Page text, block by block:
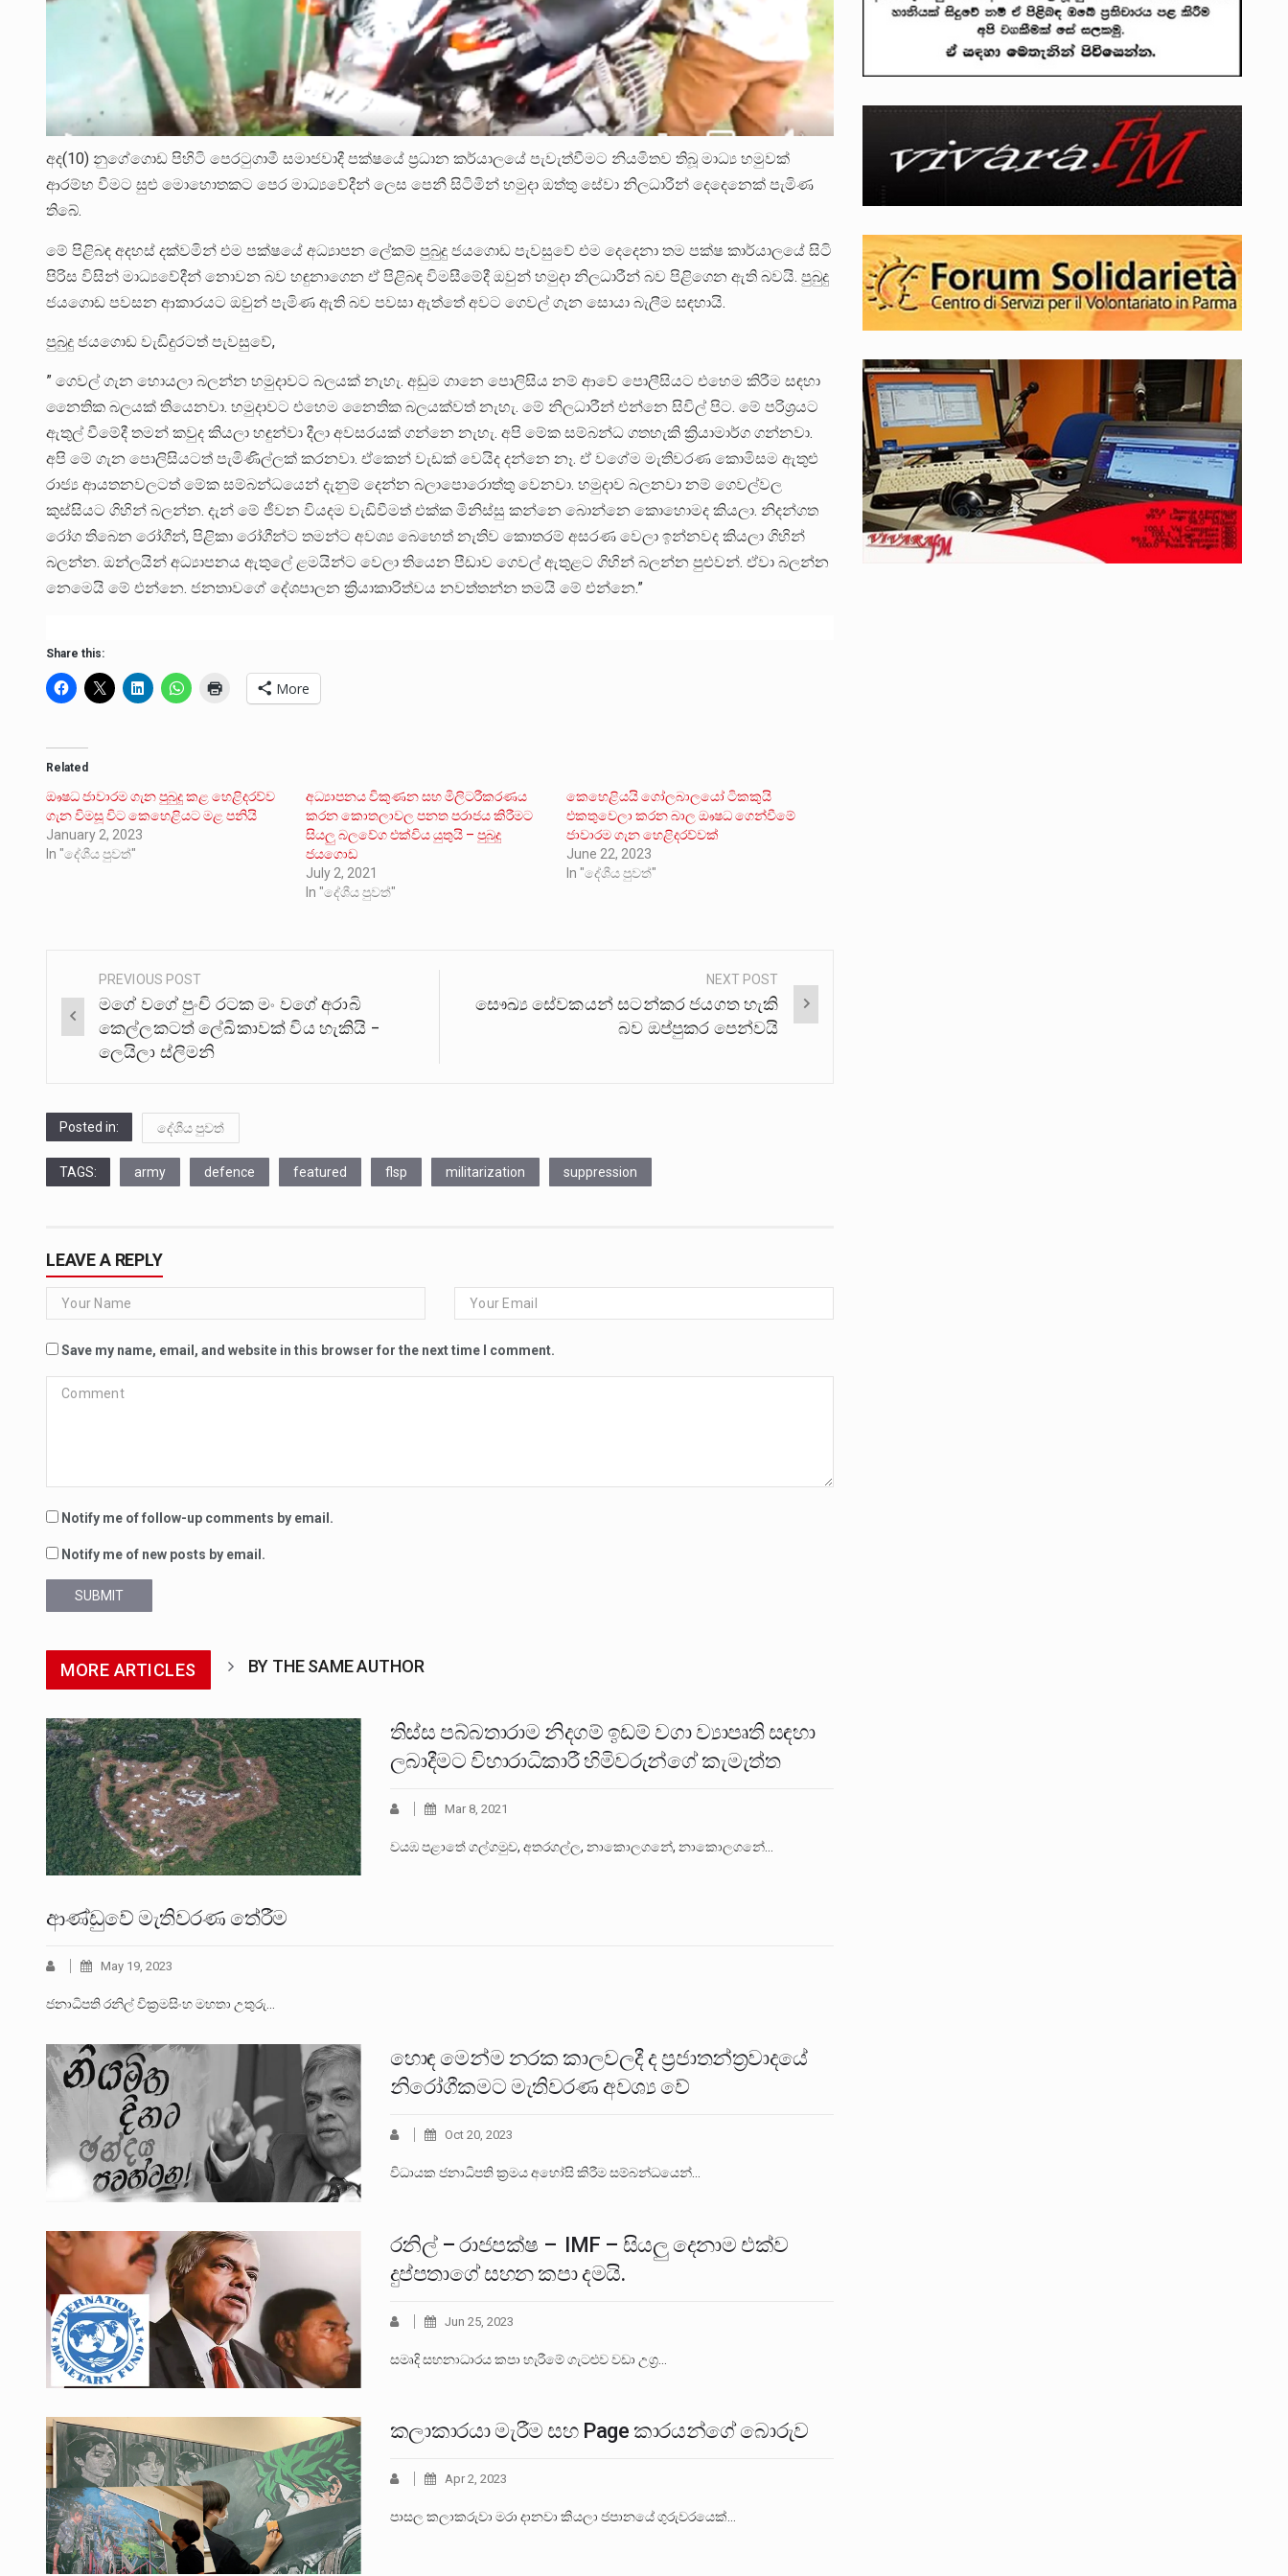
අද(10) නුගේගොඩ පිහිටි පෙරටුගාමී සමාජවාදී පක්ෂයේ ප්‍රධාන කර්යාලයේ පැවැත්වීමට නියමිතව තිබූ මාධ්‍ය හමුවක්
ආරම්භ වීමට සුළු මොහොතකට පෙර මාධ්‍යවේදීන් ලෙස පෙනී සිටිමින් හමුදා ඔත්තු සේවා නිලධාරීන් දෙදෙනෙක් පැමිණ
තිබේ.
මේ පිළිබඳ අදහස් දක්වමින් එම පක්ෂයේ අධ්‍යාපන ලේකම් පුබුදු ජයගොඩ පැවසුවේ එම දෙදෙනා තම පක්ෂ කාර්යාලයේ සිටි
පිරිස විසින් මාධ්‍යවේදීන් නොවන බව හඳුනාගෙන ඒ පිළිබඳ විමසීමේදී ඔවුන් හමුදා නිලධාරීන් බව පිළිගෙන ඇති බවයි. පුබුදු
ජයගොඩ පවසන ආකාරයට ඔවුන් පැමිණ ඇති බව පවසා ඇත්තේ අවට ගෙවල් ගැන සොයා බැලීම සඳහායි.
පුබුදු ජයගොඩ වැඩිදුරටත් පැවසුවේ,
” ගෙවල් ගැන හොයලා බලන්න හමුදාවට බලයක් නැහැ. අඩුම ගානෙ පොලිසිය නම් ආවේ පොලීසියට එහෙම කිරීම සඳහා
නෛතික බලයක් තියෙනවා. හමුදාවට එහෙම නෛතික බලයක්වත් නැහැ. මේ නිලධාරීන් එන්නෙ සිවිල් පිට. මේ පරිශ්‍රයට
ඇතුල් වීමේදී තමන් කවුද කියලා හඳුන්වා දීලා අවසරයක් ගන්නෙ නැහැ. අපි මේක සම්බන්ධ ගතහැකි ක්‍රියාමාර්ග ගන්නවා.
අපි මේ ගැන පොලිසියටත් පැමිණිල්ලක් කරනවා. ඒකෙන් වැඩක් වෙයිද දන්නෙ නෑ. ඒ වගේම මැතිවරණ කොමිසම ඇතුළු
රාජ්‍ය ආයතනවලටත් මේක සම්බන්ධයෙන් දැනුම් දෙන්න බලාපොරොත්තු වෙනවා. හමුදාව බලනවා නම් ගෙවල්වල
කුස්සියට ගිහින් බලන්න. දැන් මේ ජීවන වියදම වැඩිවීමත් එක්ක මිනිස්සු කන්නෙ බොන්නෙ කොහොමද කියලා. නිදන්ගත
රෝග තිබෙන රෝගීන්, පිළිකා රෝගීන්ට තමන්ට අවශ්‍ය බෙහෙත් නැතිව කොතරම් අසරණ වෙලා ඉන්නවද කියලා ගිහින්
බලන්න. ඔන්ලයින් අධ්‍යාපනය ඇතුලේ ළමයින්ට වෙලා තියෙන පීඩාව ගෙවල් ඇතුළට ගිහින් බලන්න පුළුවන්. ඒවා බලන්න
නෙමෙයි මේ එන්නෙ. ජනතාවගේ දේශපාලන ක්‍රියාකාරිත්වය නවත්තන්න තමයි මේ එන්නෙ.”
Share this:
More
Related
ඖෂධ ජාවාරම ගැන පුබුදු කළ හෙළිදරව්ව
ගැන විමසූ විට කෙහෙළියට මළ පනියි
January 2, 2023
In "දේශීය පුවත්"
අධ්‍යාපනය විකුණන සහ මිලිටරීකරණය
කරන කොතලාවල පනත පරාජය කිරීමට
සියලු බලවේග එක්විය යුතුයි – පුබුදු
ජයගොඩ
July 2, 2021
In "දේශීය පුවත්"
කෙහෙළියයි ගෝලබාලයෝ ටිකකුයි
එකතුවෙලා කරන බාල ඖෂධ ගෙන්වීමේ
ජාවාරම ගැන හෙළිදරව්වක්
June 22, 2023
In "දේශීය පුවත්"
Post
navigation
PREVIOUS POST
මගේ වගේ පුංචි රටක මං වගේ අරාබි
කෙල්ලකටත් ලේඛිකාවක් විය හැකියි –
ලෙයිලා ස්ලිමනි
NEXT POST
සෞඛ්‍ය සේවකයන් සටන්කර ජයගත හැකි
බව ඔප්පුකර පෙන්වයි
Posted in: දේශීය පුවත්
TAGS: army defence featured flsp militarization suppression
LEAVE A REPLY
Save my name, email, and website in this browser for the next time I comment.
Notify me of follow-up comments by email.
Notify me of new posts by email.
SUBMIT
MORE ARTICLES BY THE SAME AUTHOR
තිස්ස පබ්බතාරාම නිදගම් ඉඩම් වගා ව්‍යාපෘති සඳහා
ලබාදීමට විහාරාධිකාරී හිමිවරුන්ගේ කැමැත්ත
Mar 8, 2021
වයඹ පළාතේ ගල්ගමුව, අතරගල්ල, නාකොලගනේ, නාකොලගනේ…
ආණ්ඩුවේ මැතිවරණ තේරීම
May 19, 2023
ජනාධිපති රනිල් වික්‍රමසිංහ මහතා උතුරු…
හොඳ මෙන්ම නරක කාලවලදී ද ප්‍රජාතන්ත්‍රවාදයේ
නිරෝගීකමට මැතිවරණ අවශ්‍ය වේ
Oct 20, 2023
විධායක ජනාධිපති ක‍්‍රමය අහෝසි කිරීම සම්බන්ධයෙන්…
රනිල් – රාජපක්ෂ – IMF – සියලු දෙනාම එක්ව
දුප්පතාගේ සහන කපා දමයි.
Jun 25, 2023
සමෘදි සහනාධාරය කපා හැරීමේ ගැටළුව වඩා උග්‍ර…
කලාකාරයා මැරීම සහ Page කාරයන්ගේ බොරුව
Apr 2, 2023
පාසල කලාකරුවා මරා දානවා කියලා ජපානයේ ගුරුවරයෙක්…